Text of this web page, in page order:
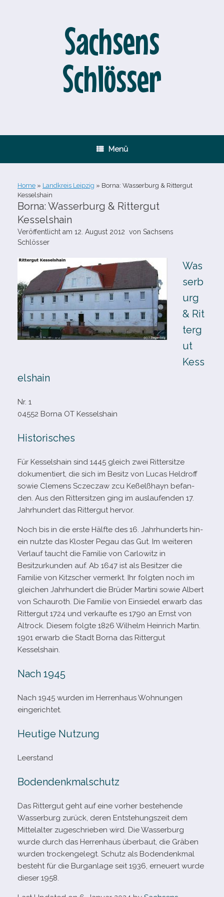
Sachsens
Schlösser
Menü
Home » Landkreis Leipzig » Borna: Wasserburg & Rittergut
Kesselshain
Borna: Wasserburg & Rittergut
Kesselshain
Veröffentlicht am 12. August 2012 von Sachsens
Schlösser
Was
serb
urg
& Rit
terg
ut
Kess
elshain
Nr. 1
04552 Borna OT Kesselshain
Historisches
Für Kesselshain sind 1445 gleich zwei Rittersitze
doku­men­tiert, die sich im Besitz von Lucas Heldroff
sowie Clemens Sczeczaw zcu Keßelßhayn befan­
den. Aus den Rittersitzen ging im aus­lau­fen­den 17.
Jahrhundert das Rittergut hervor.
Noch bis in die erste Hälfte des 16. Jahrhunderts hin­
ein nutzte das Kloster Pegau das Gut. Im wei­te­ren
Verlauf taucht die Familie von Carlowitz in
Besitzurkunden auf. Ab 1647 ist als Besitzer die
Familie von Kitzscher ver­merkt. Ihr folg­ten noch im
glei­chen Jahrhundert die Brüder Martini sowie Albert
von Schauroth. Die Familie von Einsiedel erwarb das
Rittergut 1724 und ver­kaufte es 1790 an Ernst von
Altrock. Diesem folgte 1826 Wilhelm Heinrich Martin.
1901 erwarb die Stadt Borna das Rittergut
Kesselshain.
Nach 1945
Nach 1945 wur­den im Herrenhaus Wohnungen
eingerichtet.
Heutige Nutzung
Leerstand
Bodendenkmalschutz
Das Rittergut geht auf eine vor­her bestehende
Wasserburg zurück, deren Entstehungszeit dem
Mittelalter zuge­schrie­ben wird. Die Wasserburg
wurde durch das Herrenhaus über­baut, die Gräben
wur­den tro­cken­ge­legt. Schutz als Bodendenkmal
besteht für die Burganlage seit 1936, erneu­ert wurde
die­ser 1958.